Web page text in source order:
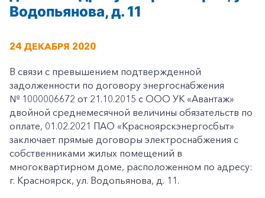
Водопьянова, д. 11
24 ДЕКАБРЯ 2020
В связи с превышением подтвержденной
задолженности по договору энергоснабжения
№ 1000006672 от 21.10.2015 с ООО УК «Авантаж»
двойной среднемесячной величины обязательств по
оплате, 01.02.2021 ПАО «Красноярскэнергосбыт»
заключает прямые договоры электроснабжения с
собственниками жилых помещений в
многоквартирном доме, расположенном по адресу:
г. Красноярск, ул. Водопьянова, д. 11.